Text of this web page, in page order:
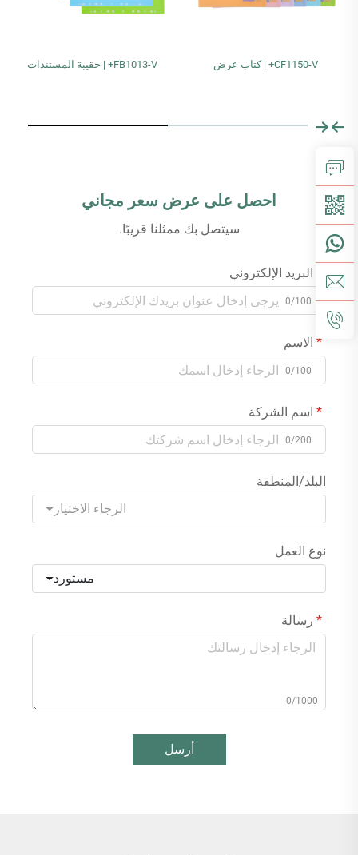
CF1150-V+ | كتاب عرض FB1013-V+ | حقيبة المستندات
احصل على عرض سعر مجاني
سيتصل بك ممثلنا قريبًا.
البريد الإلكتروني
0/100
الاسم
0/100
اسم الشركة
0/200
البلد/المنطقة
الرجاء الاختيار
نوع العمل
مستورد
رسالة
0/1000
أرسل